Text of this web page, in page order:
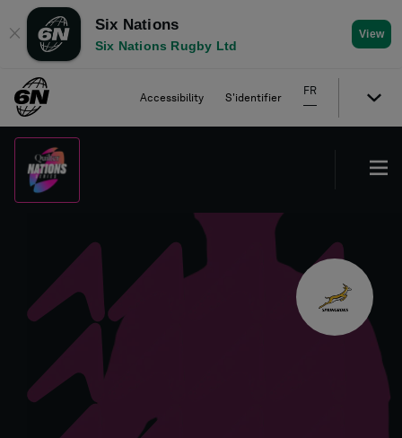
✕
Six Nations
Six Nations Rugby Ltd
View
Accessibility S'identifier
FR